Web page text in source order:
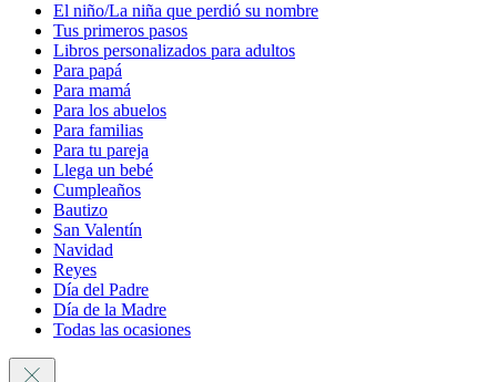
El niño/La niña que perdió su nombre
Tus primeros pasos
Libros personalizados para adultos
Para papá
Para mamá
Para los abuelos
Para familias
Para tu pareja
Llega un bebé
Cumpleaños
Bautizo
San Valentín
Navidad
Reyes
Día del Padre
Día de la Madre
Todas las ocasiones